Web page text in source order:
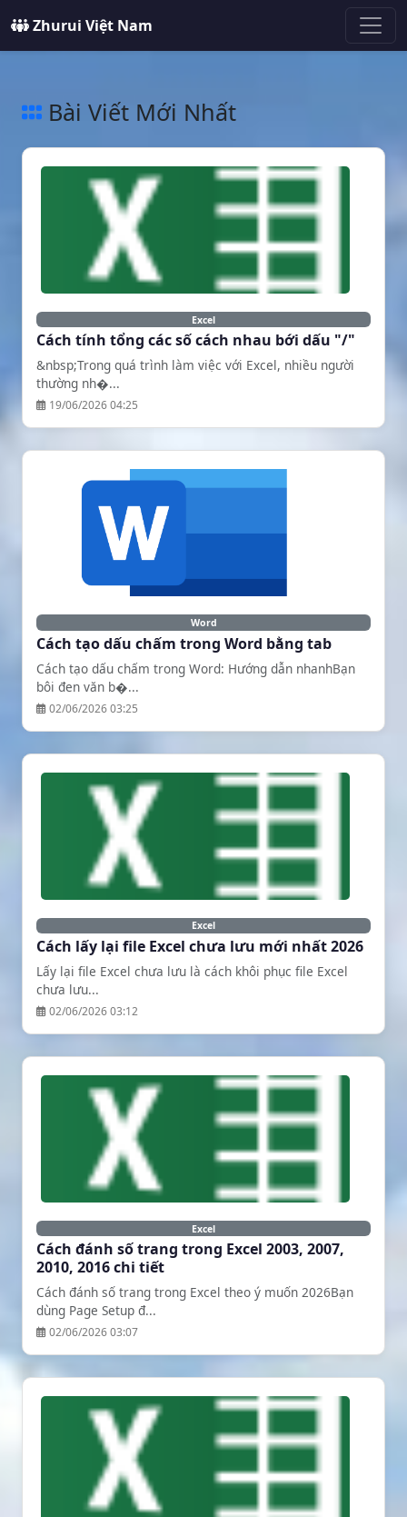
Zhurui Việt Nam
Bài Viết Mới Nhất
Excel
Cách tính tổng các số cách nhau bới dấu "/"
&nbsp;Trong quá trình làm việc với Excel, nhiều người
thường nh�...
19/06/2026 04:25
Word
Cách tạo dấu chấm trong Word bằng tab
Cách tạo dấu chấm trong Word: Hướng dẫn nhanhBạn
bôi đen văn b�...
02/06/2026 03:25
Excel
Cách lấy lại file Excel chưa lưu mới nhất 2026
Lấy lại file Excel chưa lưu là cách khôi phục file Excel
chưa lưu...
02/06/2026 03:12
Excel
Cách đánh số trang trong Excel 2003, 2007,
2010, 2016 chi tiết
Cách đánh số trang trong Excel theo ý muốn 2026Bạn
dùng Page Setup đ...
02/06/2026 03:07